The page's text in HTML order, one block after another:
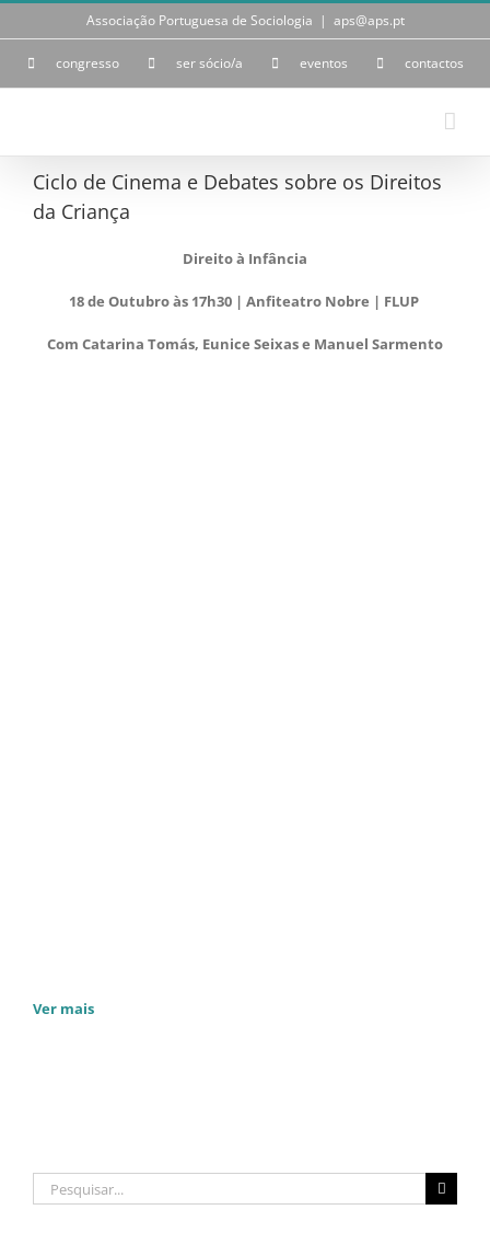
Skip
Associação Portuguesa de Sociologia | aps@aps.pt
congresso ser sócio/a eventos contactos
Ciclo de Cinema e Debates sobre os Direitos
da Criança
Direito à Infância
18 de Outubro às 17h30 | Anfiteatro Nobre | FLUP
Com Catarina Tomás, Eunice Seixas e Manuel Sarmento
Ver mais
Pesquisar